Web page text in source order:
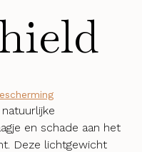
en schade aan het
Deze lichtgewicht